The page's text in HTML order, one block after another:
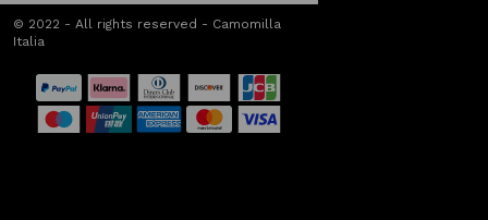
© 2022 - All rights reserved - Camomilla
Italia